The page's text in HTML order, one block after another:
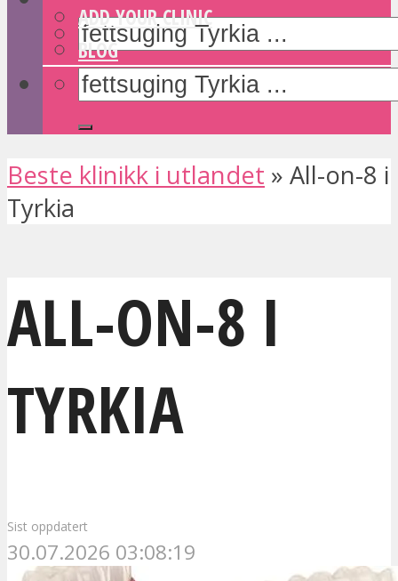
ADD YOUR CLINIC
BLOG
Beste klinikk i utlandet » All-on-8 i
Tyrkia
ALL-ON-8 I
TYRKIA
Sist oppdatert
30.07.2026 03:08:19